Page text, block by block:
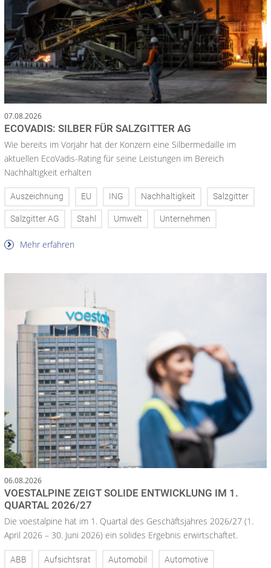
07.08.2026
ECOVADIS: SILBER FÜR SALZGITTER AG
Wie bereits im Vorjahr hat der Konzern eine Silbermedaille im
aktuellen EcoVadis-Rating für seine Leistungen im Bereich
Nachhaltigkeit erhalten
Auszeichnung EU ING Nachhaltigkeit Salzgitter
Salzgitter AG Stahl Umwelt Unternehmen
Mehr erfahren
06.08.2026
VOESTALPINE ZEIGT SOLIDE ENTWICKLUNG IM 1.
QUARTAL 2026/27
Die voestalpine hat im 1. Quartal des Geschäftsjahres 2026/27 (1.
April 2026 – 30. Juni 2026) ein solides Ergebnis erwirtschaftet.
ABB Aufsichtsrat Automobil Automotive